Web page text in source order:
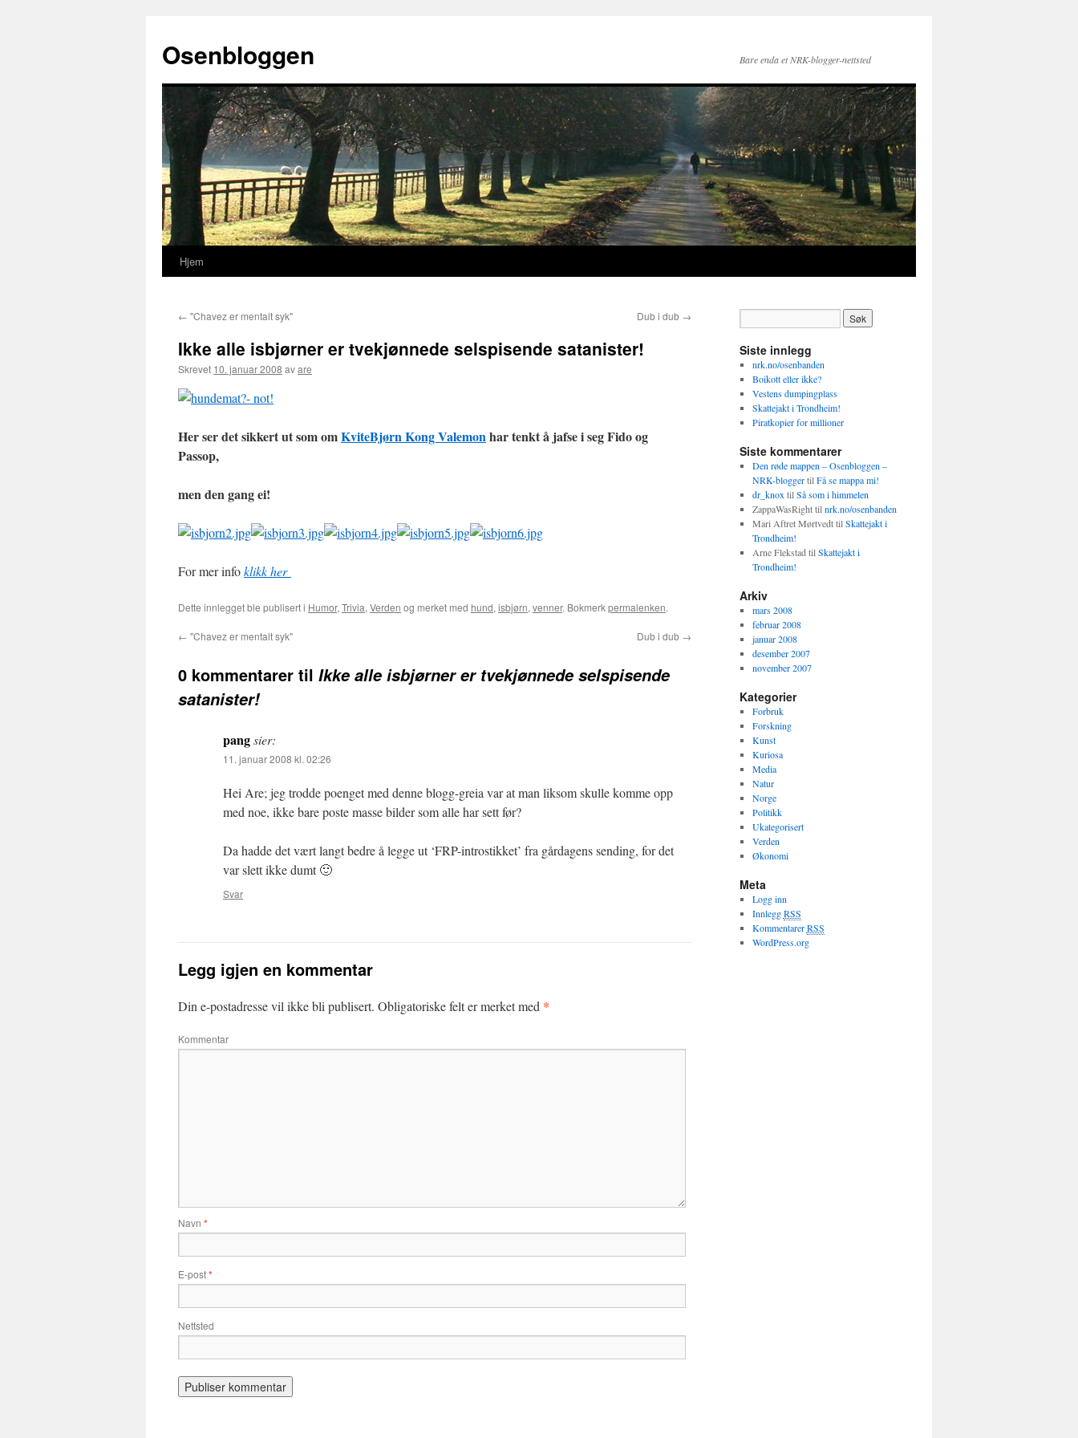
Osenbloggen Bare enda et NRK-blogger-nettsted
Hopp
innhold
Hjem
← "Chavez er mentalt syk" Dub i dub →
Ikke alle isbjørner er tvekjønnede selspisende satanister!
Skrevet 10. januar 2008 avare
Her ser det sikkert ut som omKviteBjørn Kong Valemonhar tenkt å jafse i seg Fido og
Passop,
men den gang ei!
For mer infoklikk her
Dette innlegget ble publisert i Humor, Trivia, Verden og merket med hund, isbjørn, venner. Bokmerkpermalenken.
← "Chavez er mentalt syk" Dub i dub →
0 kommentarer til Ikke alle isbjørner er tvekjønnede selspisende
satanister!
pangsier:
11. januar 2008 kl. 02:26
Hei Are; jeg trodde poenget med denne blogg-greia var at man liksom skulle komme opp
med noe, ikke bare poste masse bilder som alle har sett før?
Da hadde det vært langt bedre å legge ut ‘FRP-introstikket’ fra gårdagens sending, for det
var slett ikke dumt 🙂
Svar
Legg igjen en kommentar
Din e-postadresse vil ikke bli publisert. Obligatoriske felt er merket med *
Kommentar
Navn *
E-post*
Nettsted
Siste innlegg
nrk.no/osenbanden
Boikott eller ikke?
Vestens dumpingplass
Skattejakt i Trondheim!
Piratkopier for millioner
Siste kommentarer
Den røde mappen – Osenbloggen –
NRK-bloggertilFå se mappa mi!
dr_knox tilSå som i himmelen
ZappaWasRighttilnrk.no/osenbanden
Mari Aftret MørtvedttilSkattejakt i
Trondheim!
Arne Flekstad tilSkattejakt i
Trondheim!
Arkiv
mars 2008
februar 2008
januar 2008
desember 2007
november 2007
Kategorier
Forbruk
Forskning
Kunst
Kuriosa
Media
Natur
Norge
Politikk
Ukategorisert
Verden
Økonomi
Meta
Logg inn
InnleggRSS
KommentarerRSS
WordPress.org